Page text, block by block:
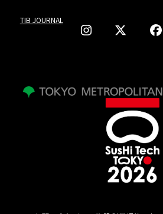
TIB JOURNAL